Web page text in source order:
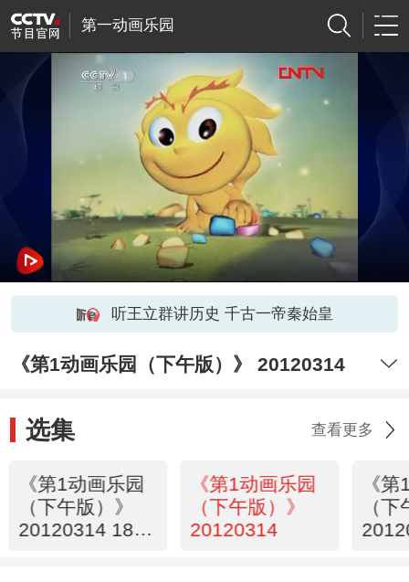
第一动画乐园
听王立群讲历史 千古一帝秦始皇
《第1动画乐园（下午版）》 20120314
选集 查看更多
《第1动画乐园
（下午版）》
20120314 18：
《第1动画乐园
（下午版）》
20120314
《
（